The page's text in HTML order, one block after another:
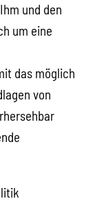
und den
um eine
das möglich
von